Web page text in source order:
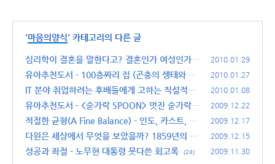
'마음의양식' 카테고리의 다른 글
심리학이 결혼을 말한다고? 결혼인가 여성인가!
(12)
2010.01.29
유아추천도서 - 100층짜리 집 (곤충의 생태와 숫
자 공부를 한꺼번에)
(32)
2010.01.27
IT 분야 취업하려는 후배들에게 고하는 직설적인
상담 이야기
(32)
2010.01.08
유아추천도서 - <숟가락 SPOON> 멋진 숟가락
이야기
(22)
2009.12.22
적절한 균형(A Fine Balance) - 인도, 카스트, 그
리고 사람
(4)
2009.12.17
다윈은 세상에서 무엇을 보았을까? 1859년의 과
학과 기술
(8)
2009.12.15
성공과 좌절 - 노무현 대통령 못다쓴 회고록 (24) 2009.11.30